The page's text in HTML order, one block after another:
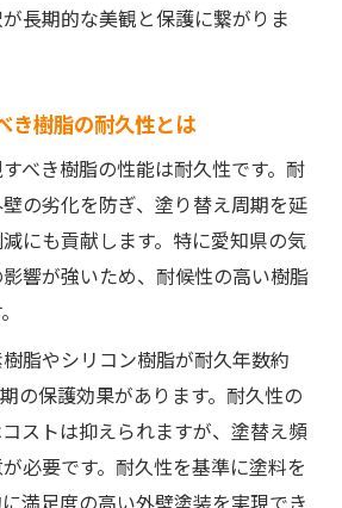
に重要な保証内容と樹脂の関係
保証期間と樹脂耐久性を確認し
点検や補修対応を業者で比較し
の疑問や不具合相談先の選び方
長期的な美観と保護に繋がりま
き樹脂の耐久性とは
べき樹脂の性能は耐久性です。耐
の劣化を防ぎ、塗り替え周期を延
にも貢献します。特に愛知県の気
響が強いため、耐候性の高い樹脂
脂やシリコン樹脂が耐久年数約
の保護効果があります。耐久性の
ストは抑えられますが、塗替え頻
必要です。耐久性を基準に塗料を
満足度の高い外壁塗装を実現でき